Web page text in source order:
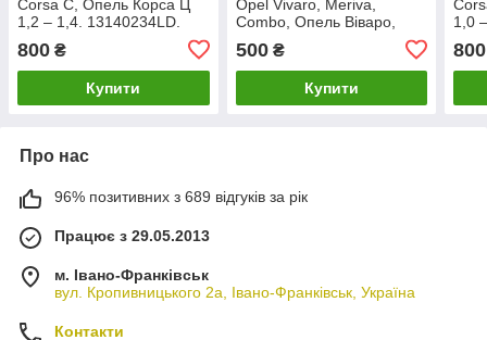
Corsa C, Опель Корса Ц
1,2 – 1,4. 13140234LD.
800 ₴
Купити
Opel Vivaro, Meriva,
Combo, Опель Віваро,
Меріва, Комбо. 13255825.
500₴
Купити
1,0
800
Про нас
96% позитивних з 689 відгуків за рік
Працює з 29.05.2013
м. Івано-Франківськ
вул. Кропивницького 2а, Івано-Франківськ, Україна
Контакти